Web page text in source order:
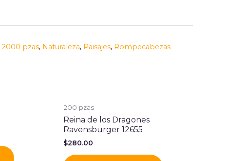
2000 pzas, Naturaleza, Paisajes, Rompecabezas
200 pzas
Reina de los Dragones
Ravensburger 12655
$280.00